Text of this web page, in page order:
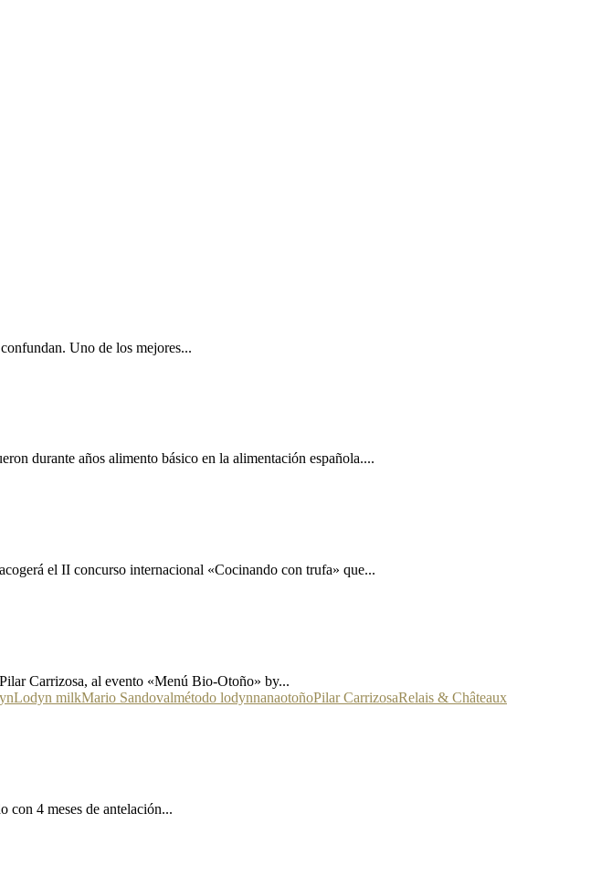
Uno de los mejores...
durante años alimento básico en la alimentación española....
el II concurso internacional «Cocinando con trufa» que...
Carrizosa, al evento «Menú Bio-Otoño» by...
Lodyn milkMario Sandovalmétodo lodynnanaotoñoPilar CarrizosaRelais & Châteaux
con 4 meses de antelación...